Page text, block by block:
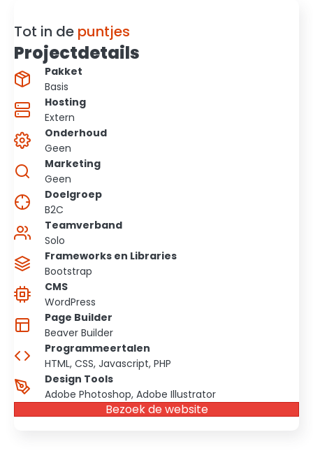
Tot in de puntjes
Projectdetails
Pakket
Basis
Hosting
Extern
Onderhoud
Geen
Marketing
Geen
Doelgroep
B2C
Teamverband
Solo
Frameworks en Libraries
Bootstrap
CMS
WordPress
Page Builder
Beaver Builder
Programmeertalen
HTML, CSS, Javascript, PHP
Design Tools
Adobe Photoshop, Adobe Illustrator
Bezoek de website